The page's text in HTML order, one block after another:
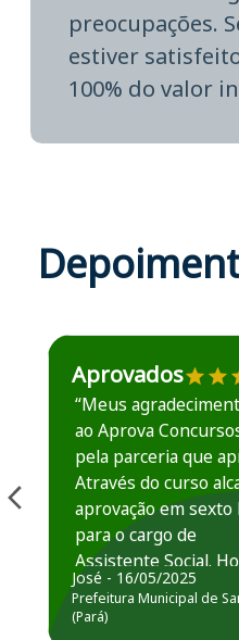
preocupações.
estiver
100% do valor
Estudante José
Aprovados
“Meus
ao Aprova
pela parceria que
Através do curso
aprovação em sexto
para o cargo de
Assistente Social.
estou atuando na
Prefeitura de
José - 16/05/2025
Prefeitura Municipal de
(Pará)